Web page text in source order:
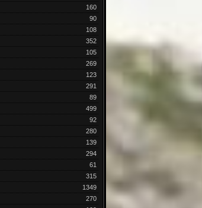
160
90
108
352
105
269
123
291
89
499
92
280
139
294
61
315
1349
270